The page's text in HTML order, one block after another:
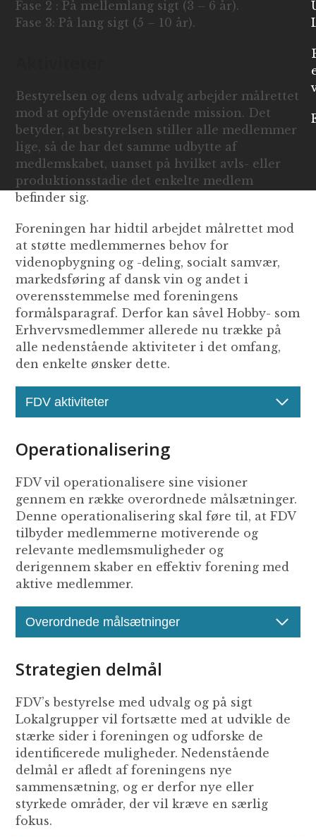
Fase 2 : På mellemlang sigt (3 – 6 år).
Fase 3: På lang sigt (5 – 10 år).
Bestyrelsen og dens udvalg arbejder målrettet
mod at opfylde ovenstående mission. Det
betyder, at bestyrelsen stiller alle medlemmer
lige, så de har det samme udbytte af
medlemskabet, uanset på hvilket avls- eller
produktionsstadie det enkelte medlem
befinder sig.
Foreningen har hidtil arbejdet målrettet mod
at støtte medlemmernes behov for
videnopbygning og -deling, socialt samvær,
markedsføring af dansk vin og andet i
overensstemmelse med foreningens
formålsparagraf. Derfor kan såvel Hobby- som
Erhvervsmedlemmer allerede nu trække på
alle nedenstående aktiviteter i det omfang,
den enkelte ønsker dette.
FDV aktiviteter
Operationalisering
FDV vil operationalisere sine visioner
gennem en række overordnede målsætninger.
Denne operationalisering skal føre til, at FDV
tilbyder medlemmerne motiverende og
relevante medlemsmuligheder og
derigennem skaber en effektiv forening med
aktive medlemmer.
Overordnede målsætninger
Strategien delmål
FDV’s bestyrelse med udvalg og på sigt
Lokalgrupper vil fortsætte med at udvikle de
stærke sider i foreningen og udforske de
identificerede muligheder. Nedenstående
delmål er afledt af foreningens nye
sammensætning, og er derfor nye eller
styrkede områder, der vil kræve en særlig
fokus.